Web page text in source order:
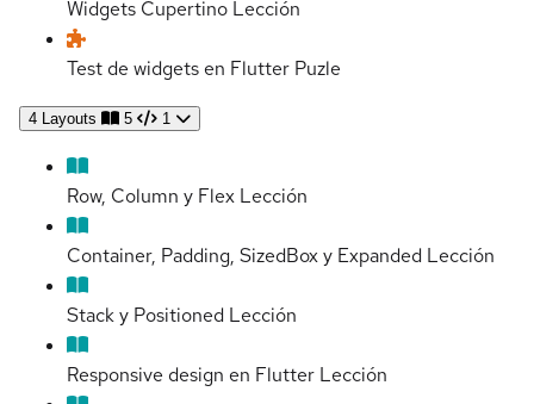
Widgets Cupertino Lección
Test de widgets en Flutter Puzle
4 Layouts 5 1
Row, Column y Flex Lección
Container, Padding, SizedBox y Expanded Lección
Stack y Positioned Lección
Responsive design en Flutter Lección